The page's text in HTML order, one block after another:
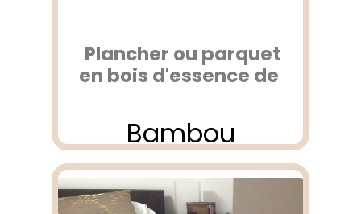
Plancher ou parquet
en bois d'essence de
Bambou